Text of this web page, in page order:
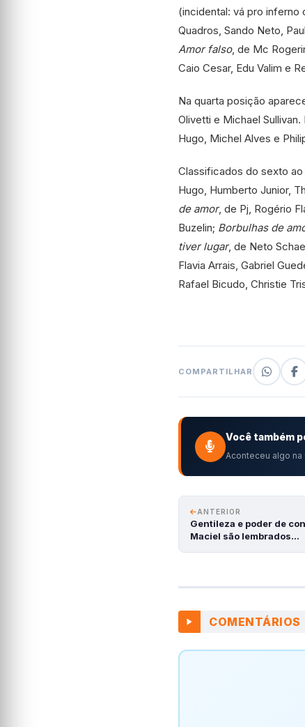
(incidental: vá pro inferno
Quadros, Sando Neto,
Amor falso, de Mc
Caio Cesar, Edu Valim e
Na quarta posição
Olivetti e Michael
Hugo, Michel Alves e
Classificados do sexto
Hugo, Humberto Junior,
de amor, de Pj, Rogério
Buzelin; Borbulhas de
tiver lugar, de Neto
Flavia Arrais, Gabriel
Rafael Bicudo, Christie
COMPARTILHAR
Você também
Aconteceu algo na
ANTERIOR
Gentileza e poder de
Maciel são lembrados…
COMENTÁRIOS